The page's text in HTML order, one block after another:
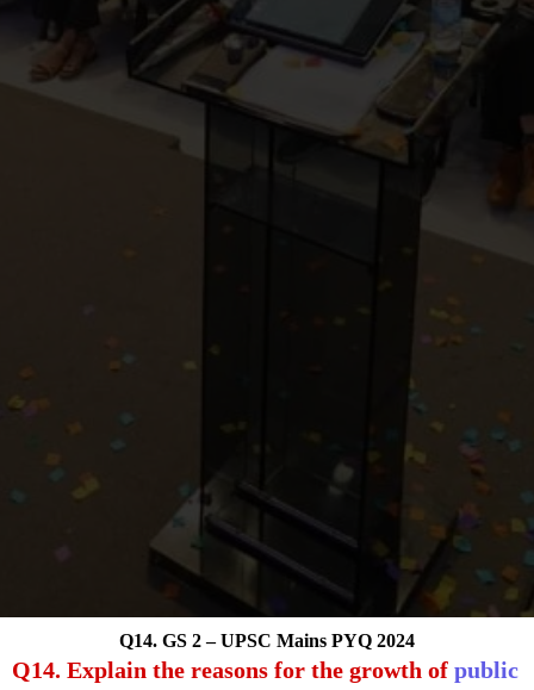
Q14. Explain the reasons for the growth of public
Q14. GS 2 – UPSC Mains PYQ 2024